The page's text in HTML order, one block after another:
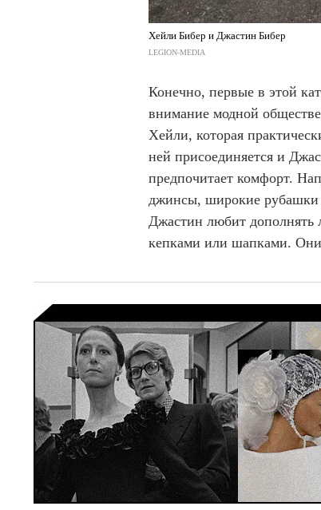
Хейли Бибер и Джастин Бибер
LEGION-MEDIA
Конечно, первые в этой
внимание модной
Хейли, которая
ней присоединяется и
предпочитает комфорт.
джинсы, широкие
Джастин любит
кепками или шапками.